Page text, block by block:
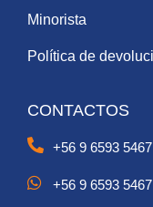
Minorista
Política de
CONTACTOS
+56 9 6593 5467
+56 9 6593 5467